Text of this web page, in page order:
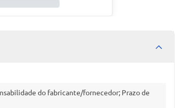
do fabricante/fornecedor; Prazo de